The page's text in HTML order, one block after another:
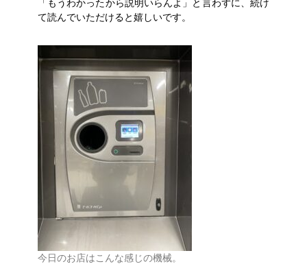
「もうわかったから説明いらんよ」と言わずに、続け
て読んでいただけると嬉しいです。
今日のお店はこんな感じの機械。